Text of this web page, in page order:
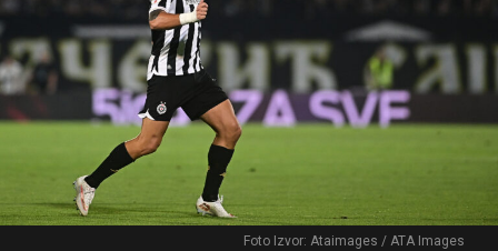
Foto Izvor: Ataimages / ATA Images